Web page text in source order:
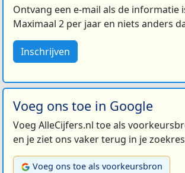
Ontvang een e-mail als de informatie
Maximaal 2 per jaar en niets anders
Inschrijven
Voeg ons toe in Google
Voeg AlleCijfers.nl toe als
en je ziet ons vaker terug in je
Voeg ons toe als voorkeursbron